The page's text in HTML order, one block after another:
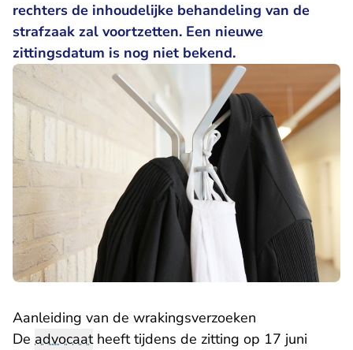
rechters de inhoudelijke behandeling van de
strafzaak zal voortzetten. Een nieuwe
zittingsdatum is nog niet bekend.
Aanleiding van de wrakingsverzoeken
De advocaatheeft tijdens de zitting op 17 juni